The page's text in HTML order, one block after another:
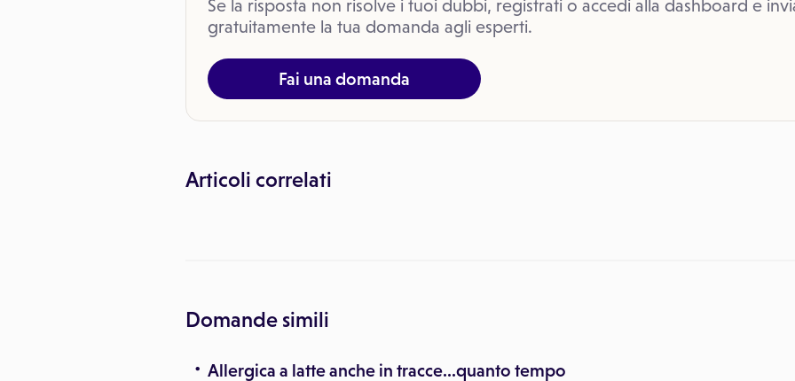
Se la risposta non risolve i tuoi dubbi, registrati o accedi alla dashboard e
gratuitamente la tua domanda agli esperti.
Fai una domanda
Articoli correlati
Domande simili
Allergica a latte anche in tracce...quanto tempo